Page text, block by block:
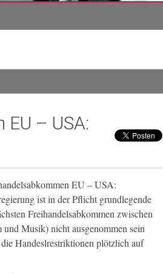
EU – USA:
EU – USA:
ist in der Pflicht grundlegende
Freihandelsabkommen zwischen
Musik) nicht ausgenommen sein
Handeslrestriktionen plötzlich auf